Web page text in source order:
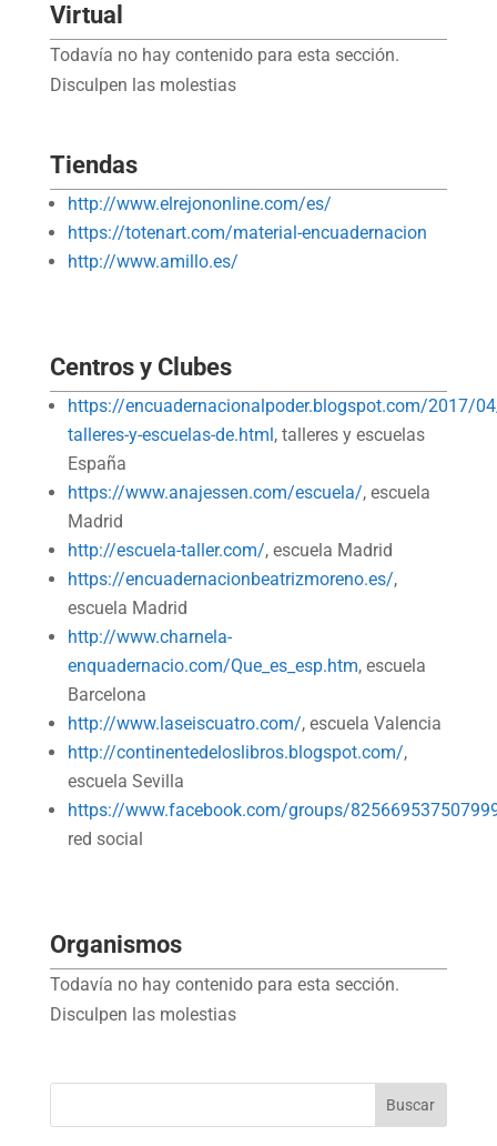
Virtual
Todavía no hay contenido para esta sección.
Disculpen las molestias
Tiendas
http://www.elrejononline.com/es/
https://totenart.com/material-encuadernacion
http://www.amillo.es/
Centros y Clubes
https://encuadernacionalpoder.blogspot.com/2017/
talleres-y-escuelas-de.html, talleres y escuelas
España
https://www.anajessen.com/escuela/, escuela
Madrid
http://escuela-taller.com/, escuela Madrid
https://encuadernacionbeatrizmoreno.es/,
escuela Madrid
http://www.charnela-
enquadernacio.com/Que_es_esp.htm, escuela
Barcelona
http://www.laseiscuatro.com/, escuela Valencia
http://continentedeloslibros.blogspot.com/,
escuela Sevilla
https://www.facebook.com/groups/
red social
Organismos
Todavía no hay contenido para esta sección.
Disculpen las molestias